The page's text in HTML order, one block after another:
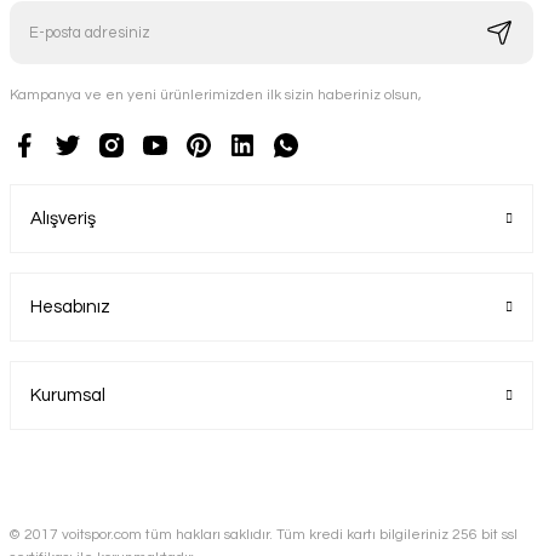
Kampanya ve en yeni ürünlerimizden ilk sizin haberiniz olsun,
Alışveriş
Hesabınız
Kurumsal
© 2017 voitspor.com tüm hakları saklıdır. Tüm kredi kartı bilgileriniz 256 bit ssl